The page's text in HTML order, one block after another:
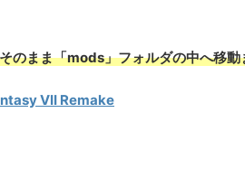
のまま「mods」フォルダの中へ移動
VII Remake